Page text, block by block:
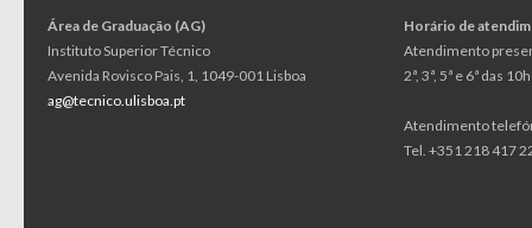
Área de Graduação (AG)
Instituto Superior Técnico
Avenida Rovisco Pais, 1, 1049-001 Lisboa
ag@tecnico.ulisboa.pt
Horário de
Atendimento
2ª, 3ª, 5ª e 6ª das
Atendimento
Tel. +351 218 417